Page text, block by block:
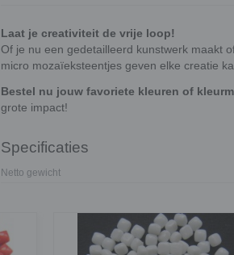
Laat je creativiteit de vrije loop!
Of je nu een gedetailleerd kunstwerk maakt
micro mozaïeksteentjes geven elke creatie
Bestel nu jouw favoriete kleuren of
grote impact!
Specificaties
Netto gewicht